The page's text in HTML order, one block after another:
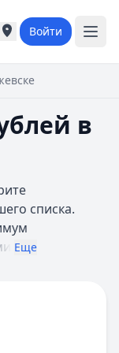
Города России
Екатеринбург
Города России
Екатеринбург
Войти
в
списка.
Еще